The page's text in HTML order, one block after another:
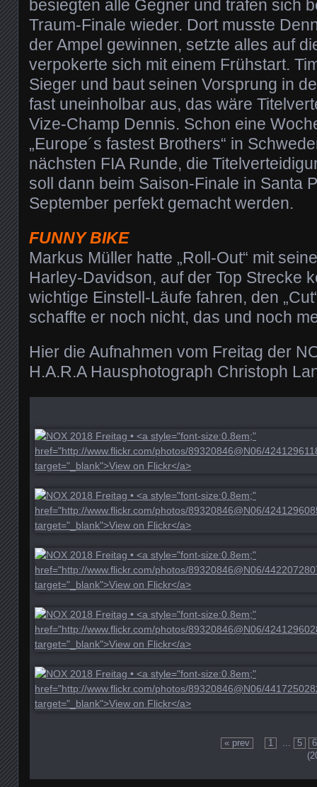
besiegten alle Gegner und trafen sich
Traum-Finale wieder. Dort musste
der Ampel gewinnen, setzte alles auf
verpokerte sich mit einem Frühstart.
Sieger und baut seinen Vorsprung in
fast uneinholbar aus, das wäre
Vize-Champ Dennis. Schon eine
„Europe´s fastest Brothers“ in
nächsten FIA Runde, die
soll dann beim Saison-Finale in Santa
September perfekt gemacht werden.
FUNNY BIKE
Markus Müller hatte „Roll-Out“ mit
Harley-Davidson, auf der Top Strecke
wichtige Einstell-Läufe fahren, den
schaffte er noch nicht, das und noch
Hier die Aufnahmen vom Freitag der
H.A.R.A Hausphotograph Christoph
« prev 1 5